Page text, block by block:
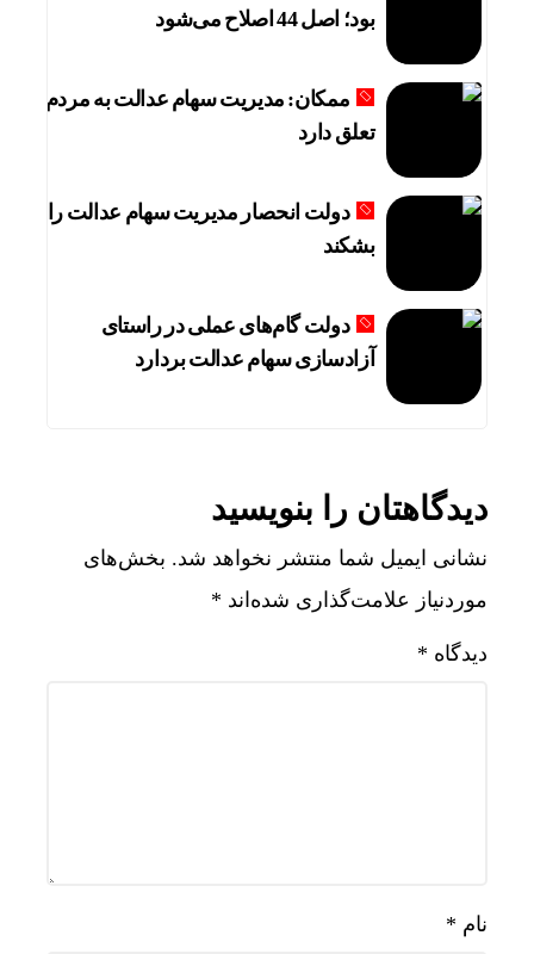
بود؛ اصل 44 اصلاح می‌شود
ممکان: مدیریت سهام عدالت به مردم
تعلق دارد
دولت انحصار مدیریت سهام عدالت را
بشکند
دولت گام‌های عملی در راستای
آزادسازی سهام عدالت بردارد
دیدگاهتان را بنویسید
نشانی ایمیل شما منتشر نخواهد شد. بخش‌های
موردنیاز علامت‌گذاری شده‌اند *
دیدگاه *
نام *